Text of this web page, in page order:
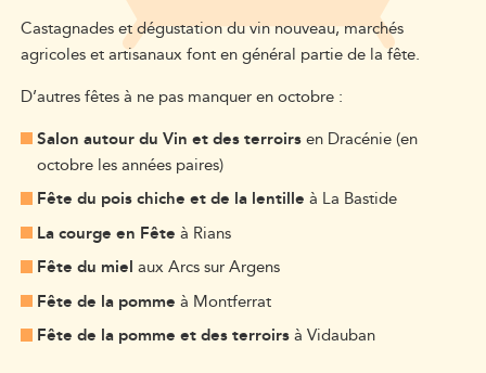
Castagnades et dégustation du vin nouveau, marchés
agricoles et artisanaux font en général partie de la fête.
D’autres fêtes à ne pas manquer en octobre :
Salon autour du Vin et des terroirsen Dracénie (en
octobre les années paires)
Fête du pois chiche et de la lentille à La Bastide
La courge en Fête à Rians
Fête du miel aux Arcs sur Argens
Fête de la pomme à Montferrat
Fête de la pomme et des terroirsà Vidauban